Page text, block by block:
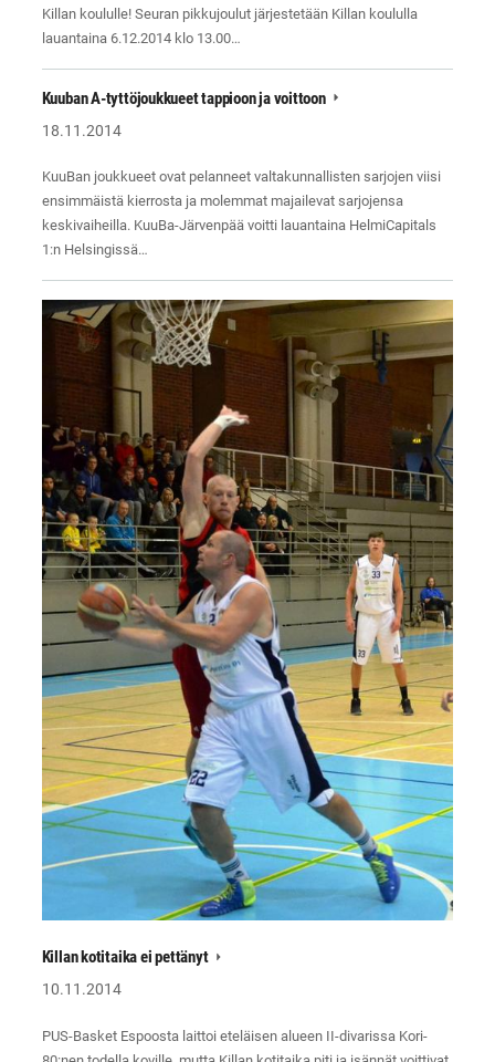
Killan koululle! Seuran pikkujoulut järjestetään Killan koululla
lauantaina 6.12.2014 klo 13.00…
Kuuban A-tyttöjoukkueet tappioon ja voittoon
18.11.2014
KuuBan joukkueet ovat pelanneet valtakunnallisten sarjojen viisi
ensimmäistä kierrosta ja molemmat majailevat sarjojensa
keskivaiheilla. KuuBa-Järvenpää voitti lauantaina HelmiCapitals
1:n Helsingissä…
Killan kotitaika ei pettänyt
10.11.2014
PUS-Basket Espoosta laittoi eteläisen alueen II-divarissa Kori-